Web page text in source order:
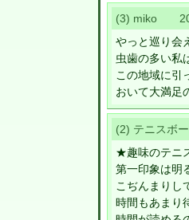
(3) miko
やっと巡り会
虫歯の多い私
この地域に引
おいて大満足
(2) テニス
★趣味のテニ
第一印象は明
こぢんまりし
時間もあまり